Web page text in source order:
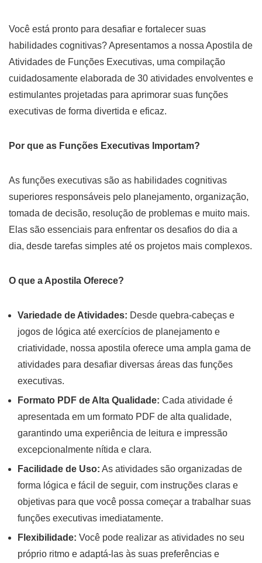
Você está pronto para desafiar e fortalecer suas
habilidades cognitivas? Apresentamos a nossa Apostila de
Atividades de Funções Executivas, uma compilação
cuidadosamente elaborada de 30 atividades envolventes e
estimulantes projetadas para aprimorar suas funções
executivas de forma divertida e eficaz.
Por que as Funções Executivas Importam?
As funções executivas são as habilidades cognitivas
superiores responsáveis pelo planejamento, organização,
tomada de decisão, resolução de problemas e muito mais.
Elas são essenciais para enfrentar os desafios do dia a
dia, desde tarefas simples até os projetos mais complexos.
O que a Apostila Oferece?
Variedade de Atividades: Desde quebra-cabeças e
jogos de lógica até exercícios de planejamento e
criatividade, nossa apostila oferece uma ampla gama de
atividades para desafiar diversas áreas das funções
executivas.
Formato PDF de Alta Qualidade: Cada atividade é
apresentada em um formato PDF de alta qualidade,
garantindo uma experiência de leitura e impressão
excepcionalmente nítida e clara.
Facilidade de Uso: As atividades são organizadas de
forma lógica e fácil de seguir, com instruções claras e
objetivas para que você possa começar a trabalhar suas
funções executivas imediatamente.
Flexibilidade: Você pode realizar as atividades no seu
próprio ritmo e adaptá-las às suas preferências e